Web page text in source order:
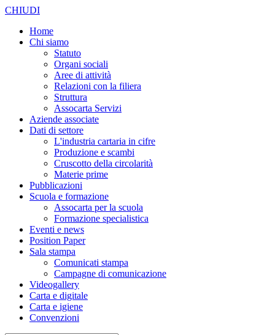
CHIUDI
Home
Chi siamo
Statuto
Organi sociali
Aree di attività
Relazioni con la filiera
Struttura
Assocarta Servizi
Aziende associate
Dati di settore
L'industria cartaria in cifre
Produzione e scambi
Cruscotto della circolarità
Materie prime
Pubblicazioni
Scuola e formazione
Assocarta per la scuola
Formazione specialistica
Eventi e news
Position Paper
Sala stampa
Comunicati stampa
Campagne di comunicazione
Videogallery
Carta e digitale
Carta e igiene
Convenzioni